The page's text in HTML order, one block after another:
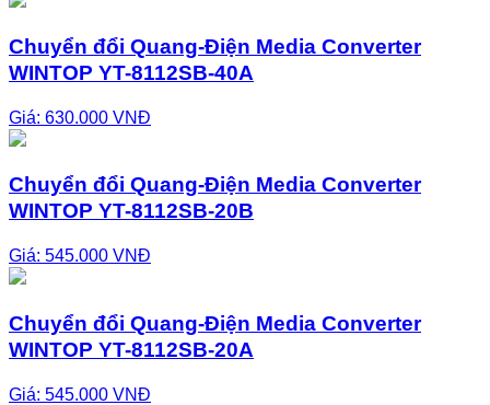
Chuyển đổi Quang-Điện Media Converter
WINTOP YT-8112SB-40A
Giá: 630.000 VNĐ
Chuyển đổi Quang-Điện Media Converter
WINTOP YT-8112SB-20B
Giá: 545.000 VNĐ
Chuyển đổi Quang-Điện Media Converter
WINTOP YT-8112SB-20A
Giá: 545.000 VNĐ